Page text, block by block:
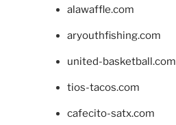
alawaffle.com
aryouthfishing.com
united-basketball.com
tios-tacos.com
cafecito-satx.com